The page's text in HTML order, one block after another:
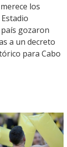
los
gozaron
a un decreto
para Cabo